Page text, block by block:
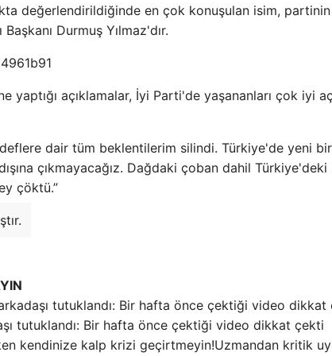
değerlendirildiğinde en çok konuşulan isim,
Durmuş Yılmaz'dır.
yaptığı açıklamalar, İyi Parti'de yaşananları çok iyi
dair tüm beklentilerim silindi. Türkiye'de yeni
çıkmayacağız. Dağdaki çoban dahil Türkiye'deki
çöktü.”
tutuklandı: Bir hafta önce çektiği video dikkat çekti
Uzmandan kritik